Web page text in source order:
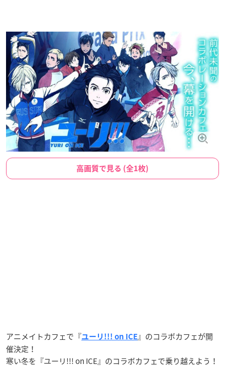
高画質で見る (全1枚)
アニメイトカフェで『ユーリ!!! on ICE』のコラボカフェが開
催決定！
寒い冬を『ユーリ!!! on ICE』のコラボカフェで乗り越えよう！